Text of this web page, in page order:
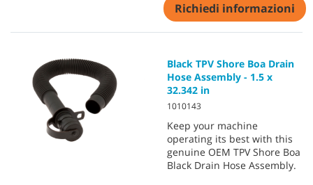
Richiedi informazioni
Black TPV Shore Boa Drain
Hose Assembly - 1.5 x
32.342 in
1010143
Keep your machine
operating its best with this
genuine OEM TPV Shore Boa
Black Drain Hose Assembly.